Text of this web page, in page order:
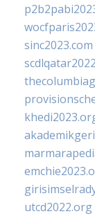
sinc2023.com
utcd2022.org